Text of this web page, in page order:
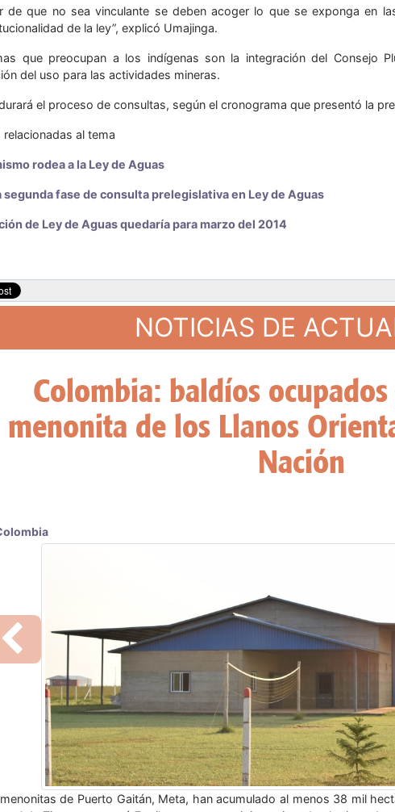
de que no sea vinculante se deben acoger lo que se exponga en
de la ley”, explicó Umajinga.
que preocupan a los indígenas son la integración del Consejo
del uso para las actividades mineras.
el proceso de consultas, según el cronograma que presentó la
relacionadas al tema
rodea a la Ley de Aguas
segunda fase de consulta prelegislativa en Ley de Aguas
de Ley de Aguas quedaría para marzo del 2014
NOTICIAS DE
Mercosur oficializa el ingreso
quinto
Medios publicos - Uruguay Río de Janeiro, 7 dic (EFECOM).-
pleno del Mercado Común del Sur (Mercosur) después de que su
del bloque regional, que se celebra en la ciudad brasileña de Río
Previous